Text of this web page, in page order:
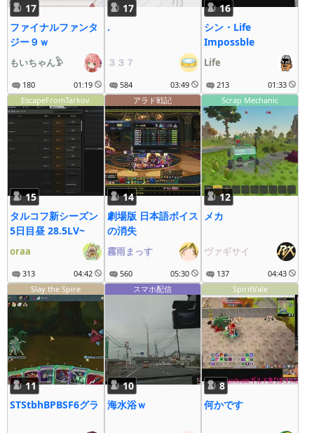
17
ファイナルファンタ
ジー９ｗ
もいちゃん𓅱
180 01:19
17
.
３３７
584 03:49
16
シン・Life
Impossble
Life
213
01:33
EscapeFromTarkov
15
タルコフ新シーズン
5日目昼 28.5LV~
oraa
313 04:42
アラド戦記
14
劇場版 日本語ボイス
の消失
霧雨まっす
560 05:30
Scrap Mechanic
12
メカ
ヴァギサイ
137
04:43
Slay the Spire
11
STStbhBPBSF6グラ
スマホ配信
10
海水浴ｗ
SpiritVale
8
何かです